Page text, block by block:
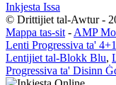
Inkjesta Issa
© Drittijiet tal-Awtur -
Mappa tas-sit - AMP
Lenti Progressiva ta'
Lentijiet tal-Blokk Blu,
Progressiva ta' Disinn